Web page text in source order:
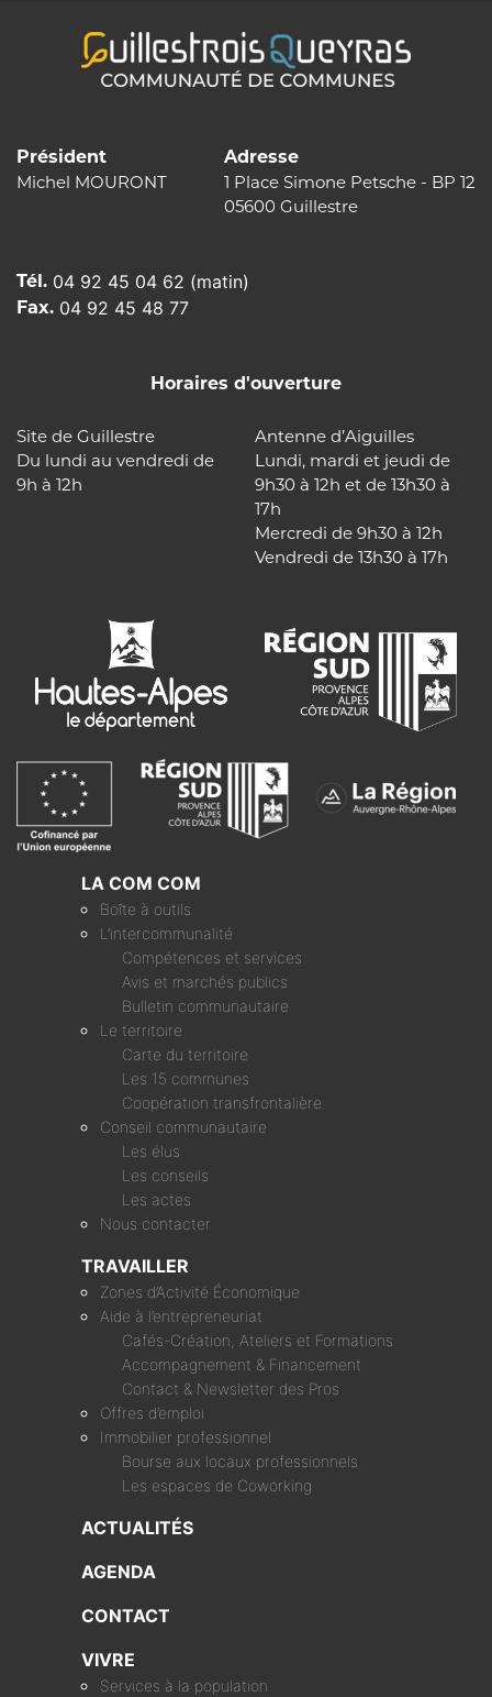
Président
Michel MOURONT
Adresse
1 Place Simone Petsche - BP 12
05600 Guillestre
Tél. 04 92 45 04 62 (matin)
Fax. 04 92 45 48 77
Horaires d'ouverture
Site de Guillestre
Du lundi au vendredi de
9h à 12h
Antenne d’Aiguilles
Lundi, mardi et jeudi de
9h30 à 12h et de 13h30 à
17h
Mercredi de 9h30 à 12h
Vendredi de 13h30 à 17h
LA COM COM
Boîte à outils
L’intercommunalité
Compétences et services
Avis et marchés publics
Bulletin communautaire
Le territoire
Carte du territoire
Les 15 communes
Coopération transfrontalière
Conseil communautaire
Les élus
Les conseils
Les actes
Nous contacter
TRAVAILLER
Zones d’Activité Économique
Aide à l’entrepreneuriat
Cafés-Création, Ateliers et Formations
Accompagnement & Financement
Contact & Newsletter des Pros
Offres d’emploi
Immobilier professionnel
Bourse aux locaux professionnels
Les espaces de Coworking
ACTUALITÉS
AGENDA
CONTACT
VIVRE
Services à la population